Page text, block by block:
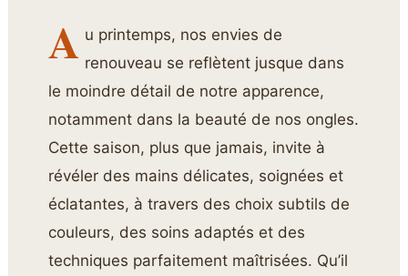
A u printemps, nos envies de
renouveau se reflètent jusque dans
le moindre détail de notre apparence,
notamment dans la beauté de nos ongles.
Cette saison, plus que jamais, invite à
révéler des mains délicates, soignées et
éclatantes, à travers des choix subtils de
couleurs, des soins adaptés et des
techniques parfaitement maîtrisées. Qu’il